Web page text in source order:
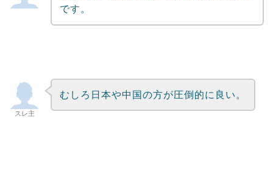
です。
スレ主
むしろ日本や中国の方が圧倒的に良い。